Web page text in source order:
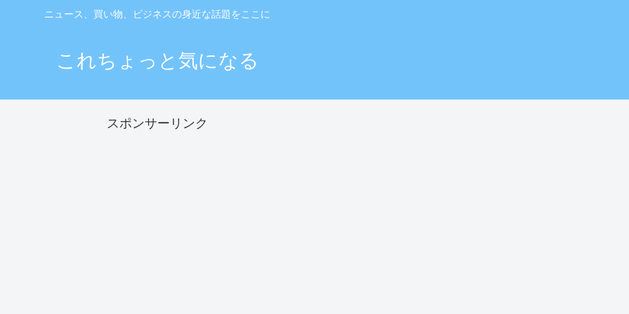
ニュース、買い物、ビジネスの身近な話題をここに
これちょっと気になる
スポンサーリンク